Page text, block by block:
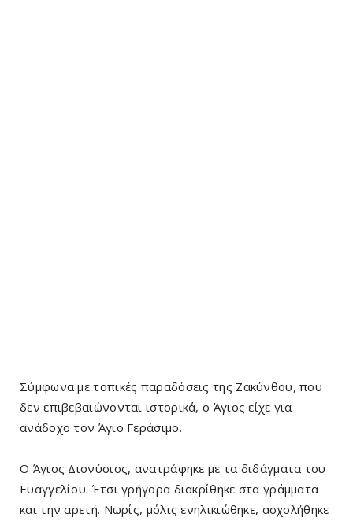
Σύμφωνα με τοπικές παραδόσεις της Ζακύνθου, που
δεν επιβεβαιώνονται ιστορικά, ο Άγιος είχε για
ανάδοχο τον Άγιο Γεράσιμο.
Ο Άγιος Διονύσιος, ανατράφηκε με τα διδάγματα του
Ευαγγελίου. Έτσι γρήγορα διακρίθηκε στα γράμματα
και την αρετή. Νωρίς, μόλις ενηλικιώθηκε, ασχολήθηκε